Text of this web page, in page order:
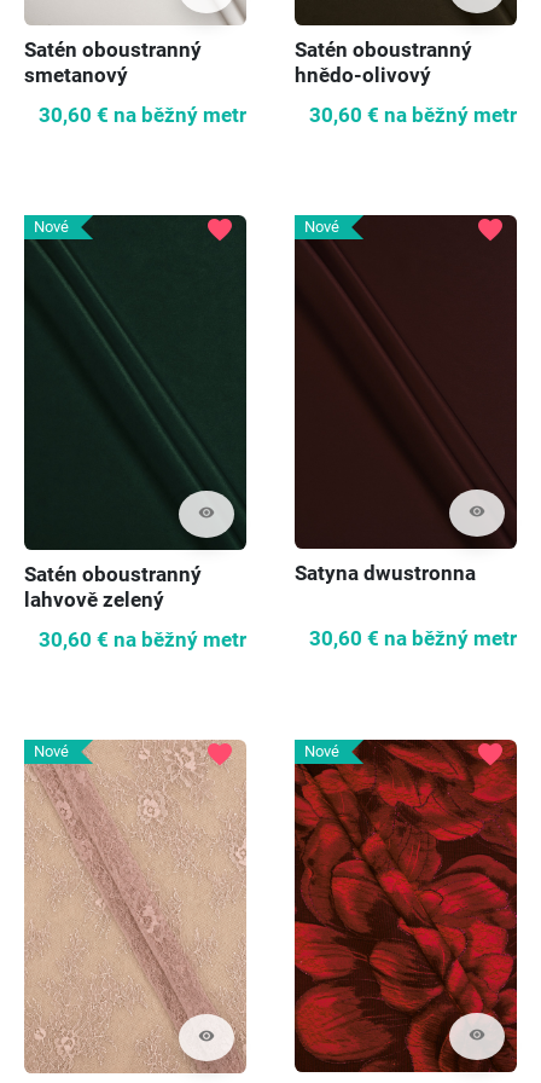
Satén oboustranný
smetanový
30,60 € na běžný metr
Satén oboustranný
hnědo-olivový
30,60 € na běžný metr
Nové
visibility
favorite
Satén oboustranný
lahvově zelený
30,60 € na běžný metr
Nové
visibility
favorite
Satyna dwustronna
30,60 € na běžný metr
Nové
visibility
favorite Nové
visibility
favorite